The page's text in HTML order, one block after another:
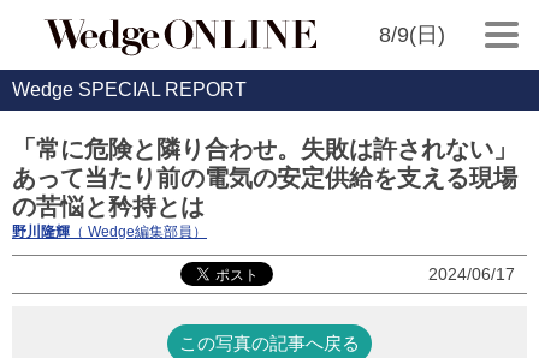
8/9(日)
Wedge SPECIAL REPORT
「常に危険と隣り合わせ。失敗は許されない」
あって当たり前の電気の安定供給を支える現場
の苦悩と矜持とは
野川隆輝 （ Wedge編集部員）
2024/06/17
この写真の記事へ戻る